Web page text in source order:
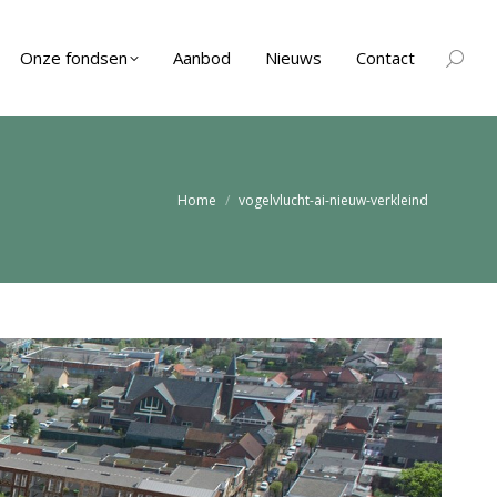
Onze fondsen Aanbod Nieuws Contact
Je bent hier:
Home vogelvlucht-ai-nieuw-verkleind